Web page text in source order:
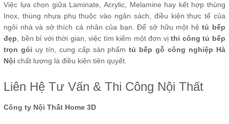
Việc lựa chọn giữa Laminate, Acrylic, Melamine hay kết hợp thùng
Inox, thùng nhựa phụ thuộc vào ngân sách, điều kiện thực tế của
ngôi nhà và sở thích cá nhân của bạn. Để sở hữu một hệtủ bếp
đẹp , bền bỉ với thời gian, việc tìm kiếm một đơn vịthi công tủ bếp
trọn gói uy tín, cung cấp sản phẩmtủ bếp gỗ công nghiệp Hà
Nội chất lượng là điều kiện tiên quyết.
Liên Hệ Tư Vấn & Thi Công Nội Thất
Công ty Nội Thất Home 3D